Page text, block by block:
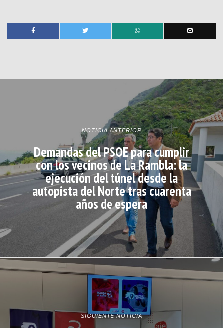
NOTICIA ANTERIOR
Demandas del PSOE para cumplir
con los vecinos de La Rambla: la
ejecución del túnel desde la
autopista del Norte tras cuarenta
años de espera
SIGUIENTE NOTICIA